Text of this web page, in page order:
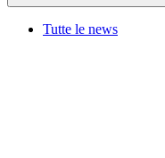
Tutte le news